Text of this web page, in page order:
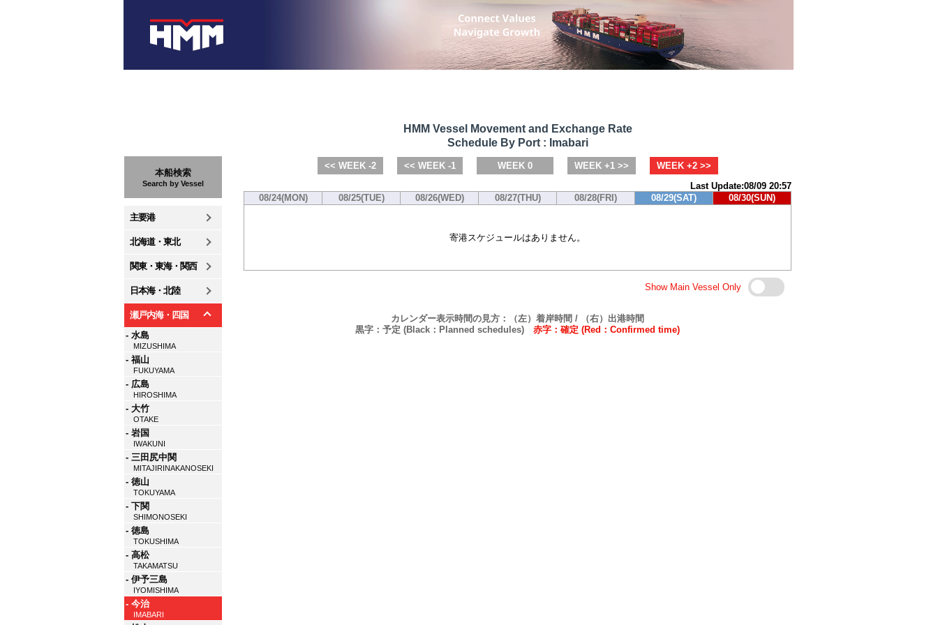
本船検索
Search by Vessel
主要港
北海道・東北
関東・東海・関西
日本海・北陸
瀬戸内海・四国
- 水島
MIZUSHIMA
- 福山
FUKUYAMA
- 広島
HIROSHIMA
- 大竹
OTAKE
- 岩国
IWAKUNI
- 三田尻中関
MITAJIRINAKANOSEKI
- 徳山
TOKUYAMA
- 下関
SHIMONOSEKI
- 徳島
TOKUSHIMA
- 高松
TAKAMATSU
- 伊予三島
IYOMISHIMA
- 今治
IMABARI
HMM Vessel Movement and Exchange Rate
Schedule By Port : Imabari
<< WEEK -2 << WEEK -1 WEEK 0 WEEK +1 >>
WEEK +2 >>
Last Update:08/09 20:57
08/24(MON)
08/25(TUE) 08/26(WED) 08/27(THU) 08/28(FRI) 08/29(SAT) 08/30(SUN)
寄港スケジュールはありません。
Show Main Vessel Only
カレンダー表示時間の見方：（左）着岸時間 / （右）出港時間
黒字：予定 (Black：Planned schedules) 赤字：確定 (Red：Confirmed time)